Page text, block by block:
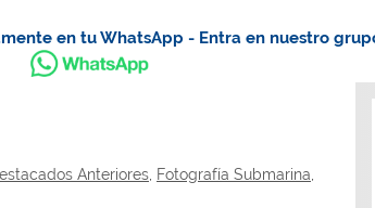
en tu WhatsApp - Entra en nuestro
Anteriores, Fotografía Submarina